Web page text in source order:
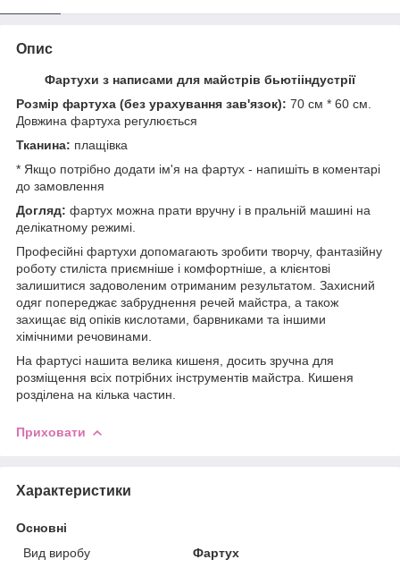
Опис
Фартухи з написами для майстрів бьютііндустрії
Розмір фартуха (без урахування зав'язок): 70 см * 60 см.
Довжина фартуха регулюється
Тканина: плащівка
* Якщо потрібно додати ім'я на фартух - напишіть в коментарі
до замовлення
Догляд: фартух можна прати вручну і в пральній машині на
делікатному режимі.
Професійні фартухи допомагають зробити творчу, фантазійну
роботу стиліста приємніше і комфортніше, а клієнтові
залишитися задоволеним отриманим результатом. Захисний
одяг попереджає забруднення речей майстра, а також
захищає від опіків кислотами, барвниками та іншими
хімічними речовинами.
На фартусі нашита велика кишеня, досить зручна для
розміщення всіх потрібних інструментів майстра. Кишеня
розділена на кілька частин.
Приховати
Характеристики
Основні
Вид виробу
Фартух